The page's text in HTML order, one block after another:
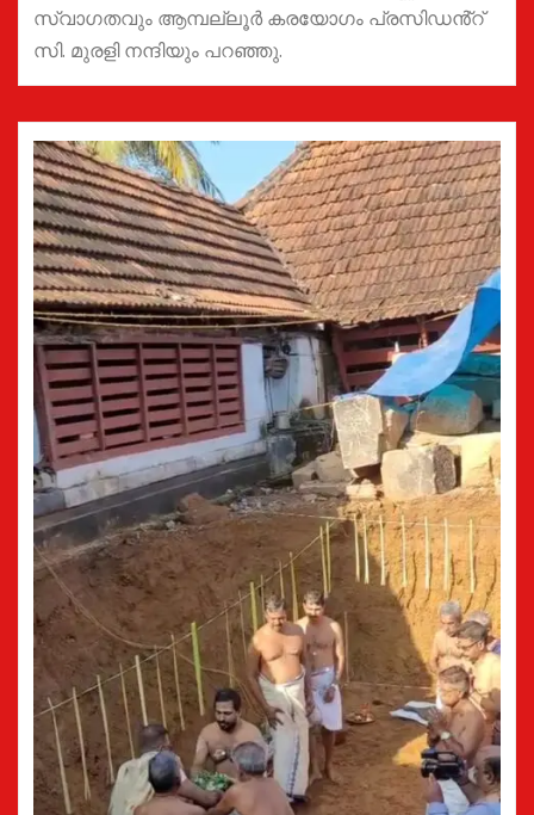
സ്വാഗതവും ആമ്പല്ലൂർ കരയോഗം പ്രസിഡൻ്റ്
സി. മുരളി നന്ദിയും പറഞ്ഞു.